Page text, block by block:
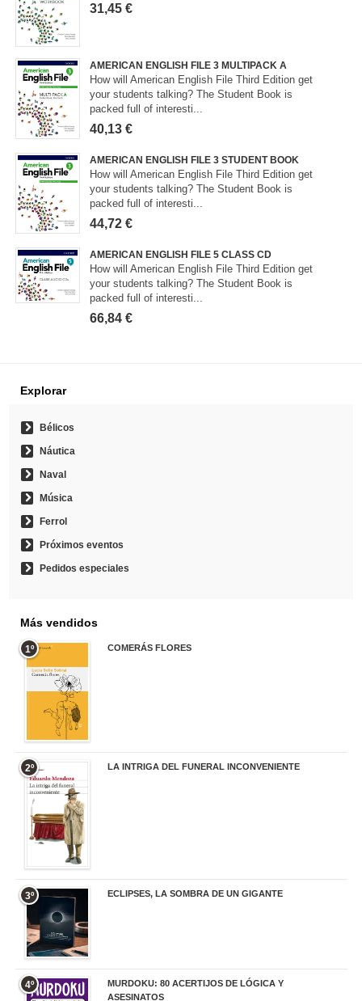
31,45 €
AMERICAN ENGLISH FILE 3 MULTIPACK A
How will American English File Third Edition get
your students talking? The Student Book is
packed full of interesti...
40,13 €
AMERICAN ENGLISH FILE 3 STUDENT BOOK
How will American English File Third Edition get
your students talking? The Student Book is
packed full of interesti...
44,72 €
AMERICAN ENGLISH FILE 5 CLASS CD
How will American English File Third Edition get
your students talking? The Student Book is
packed full of interesti...
66,84 €
Explorar
Bélicos
Náutica
Naval
Música
Ferrol
Próximos eventos
Pedidos especiales
Más vendidos
1º COMERÁS FLORES
2º LA INTRIGA DEL FUNERAL INCONVENIENTE
3º ECLIPSES, LA SOMBRA DE UN GIGANTE
4º
MURDOKU: 80 ACERTIJOS DE LÓGICA Y
ASESINATOS